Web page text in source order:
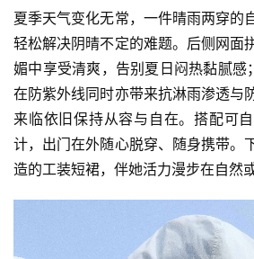
夏季天气变化无常，一件晴雨两穿的
轻松解决阴晴不定的难题。后侧网面
媚中享受清爽，告别夏日闷热黏腻感
在防紫外线同时亦带来抗淋雨渗透与
来临依旧保持从容与自在。搭配可
计，出门在外随心脱穿、随身携带。
造的工装短裙，伴她活力漫步在自然